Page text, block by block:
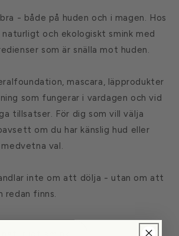
- både på huden och i magen. Hos
och ekologiskt smink med
som är snälla mot huden.
mascara, läpprodukter
som fungerar i vardagen och vid
tillsatser. För dig som vill välja
om du har känslig hud eller
val.
inte om att dölja - utan om att
redan finns.